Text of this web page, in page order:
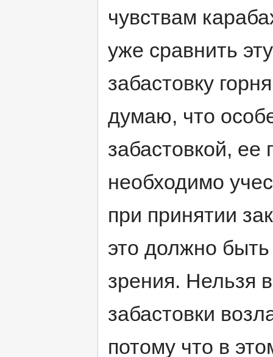
чувствам
уже сравнить
забастовку
думаю, что
забастовкой, ее
необходимо
при принятии
это должно
зрения. Нельзя
забастовки
потому что в